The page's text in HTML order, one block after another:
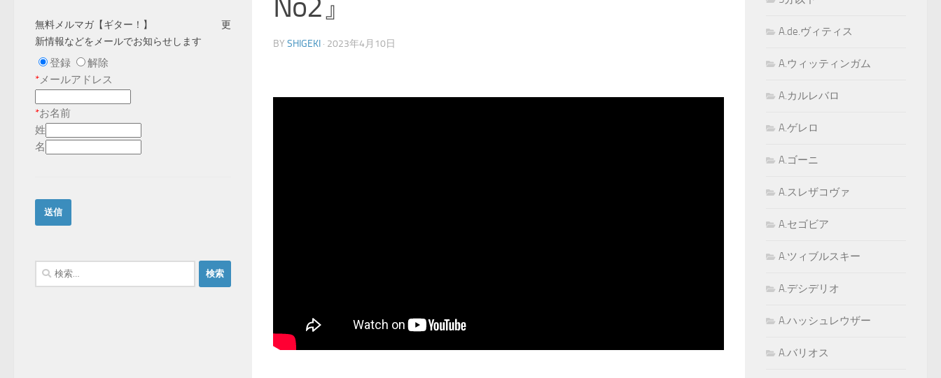
No2』
BY SHIGEKI · 2023年4月10日
無料メルマガ【ギター！】 更
新情報などをメールでお知らせします
登録
解除
* メールアドレス
*お名前
姓
名
検
索:
A.de.ヴィティス
A.ウィッティンガム
A.カルレバロ
A.ゲレロ
A.ゴーニ
A.スレザコヴァ
A.セゴビア
A.ツィブルスキー
A.デシデリオ
A.ハッシュレウザー
A.バリオス